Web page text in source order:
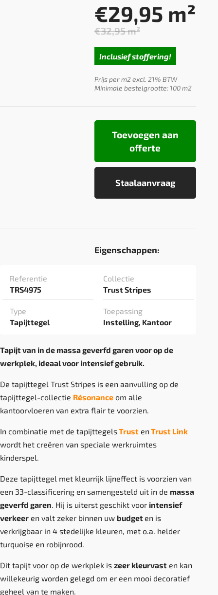
€32,95m²
prijs
was:
€32,95.
€29,95 m²
Huidige
prijs
is:
€29,95.
Inclusief stoffering!
Prijs per m2 excl. 21% BTW
Minimale bestelgrootte: 100 m2
Staalaanvraag
Toevoegen aan
offerte
Eigenschappen:
Referentie
TRS4975
Collectie
Trust Stripes
Type
Tapijttegel
Toepassing
Instelling, Kantoor
Tapijt van in de massa geverfd garen voor op de
werkplek, ideaal voor intensief gebruik.
De tapijttegel Trust Stripes is een aanvulling op de
tapijttegel-collectie Résonance om alle
kantoorvloeren van extra flair te voorzien.
In combinatie met de tapijttegelsTrust en Trust Link
wordt het creëren van speciale werkruimtes
kinderspel.
Deze tapijttegel met kleurrijk lijneffect is voorzien van
een 33-classificering en samengesteld uit in de massa
geverfd garen. Hij is uiterst geschikt voor intensief
verkeer en valt zeker binnen uw budgeten is
verkrijgbaar in 4 stedelijke kleuren, met o.a. helder
turquoise en robijnrood.
Dit tapijt voor op de werkplek is zeer kleurvast en kan
willekeurig worden gelegd om er een mooi decoratief
geheel van te maken.